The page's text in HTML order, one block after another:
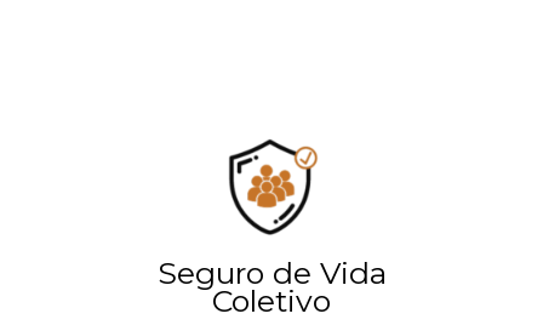
Seguro de Vida
Coletivo